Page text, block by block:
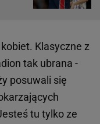
Klasyczne z
tak ubrana -
posuwali się
tu tylko ze